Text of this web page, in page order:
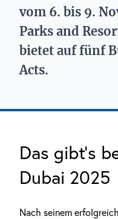
vom 6. bis 9.
Parks and
bietet auf fünf
Acts.
Das gibt’s
Dubai 2025
Nach seinem